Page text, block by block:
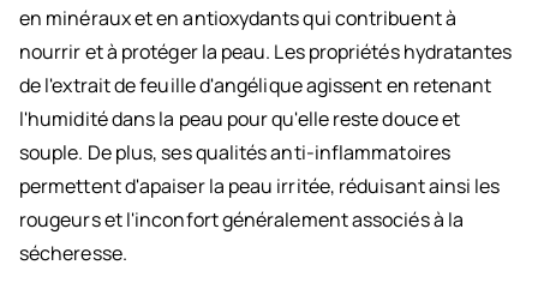
en minéraux et en antioxydants qui contribuent à
nourrir et à protéger la peau. Les propriétés hydratantes
de l'extrait de feuille d'angélique agissent en retenant
l'humidité dans la peau pour qu'elle reste douce et
souple. De plus, ses qualités anti-inflammatoires
permettent d'apaiser la peau irritée, réduisant ainsi les
rougeurs et l'inconfort généralement associés à la
sécheresse.